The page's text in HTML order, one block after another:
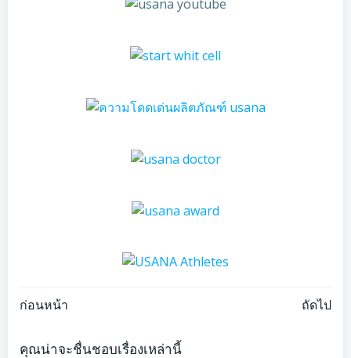
Post
ก่อนหน้า ถัดไป
คุณน่าจะชื่นชอบเรื่องเหล่านี้